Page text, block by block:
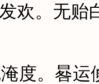
欢。无贻
度。晷运